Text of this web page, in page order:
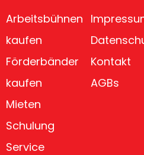
Arbeitsbühnen
kaufen
Förderbänder
kaufen
Mieten
Schulung
Service
Kontakt
AGBs